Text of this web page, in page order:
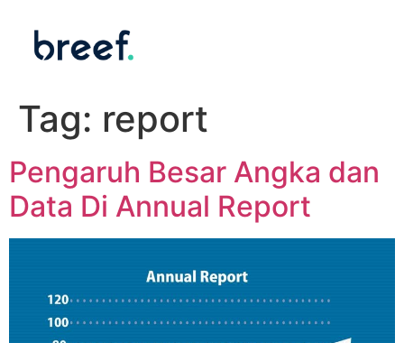
Tag: report
Pengaruh Besar Angka dan
Data Di Annual Report